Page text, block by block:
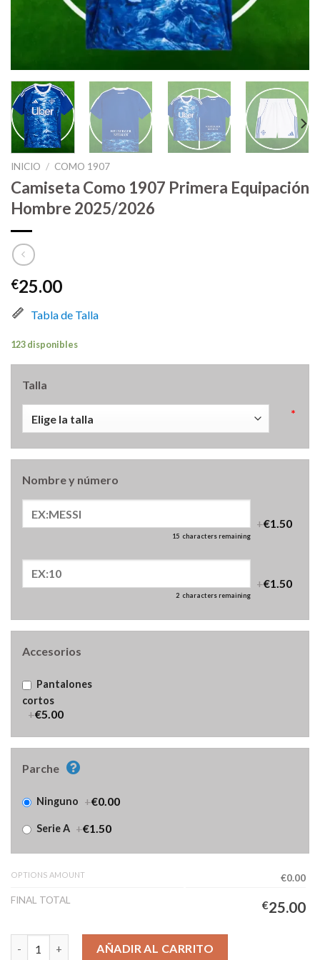
INICIO / COMO 1907
Camiseta Como 1907 Primera Equipación
Hombre 2025/2026
€25.00
Tabla de Talla
123 disponibles
Talla
*
Nombre y número
15 characters remaining
+€1.50
2 characters remaining
+€1.50
Accesorios
Pantalones
cortos
+€5.00
Parche
Ninguno +€0.00
Serie A +€1.50
OPTIONS AMOUNT
€0.00
FINAL TOTAL
€25.00
Camiseta Como 1907 Primera Equipación Hombre 2025/2026
AÑADIR AL CARRITO